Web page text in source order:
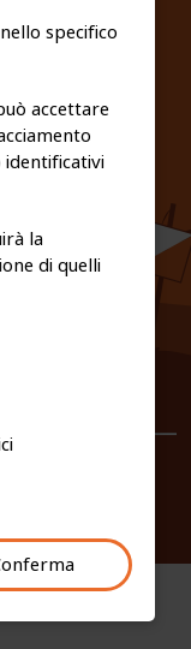
specifico
accettare
identificativi
la
di quelli